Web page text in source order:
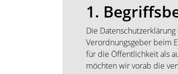
1.
Die
Verordnungsgeber beim
für die Öffentlichkeit als
möchten wir vorab die